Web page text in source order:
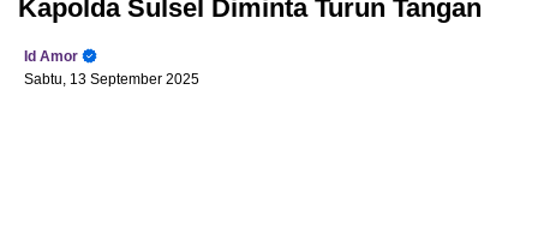
Kapolda Sulsel Diminta Turun Tangan
Id Amor
Sabtu, 13 September 2025